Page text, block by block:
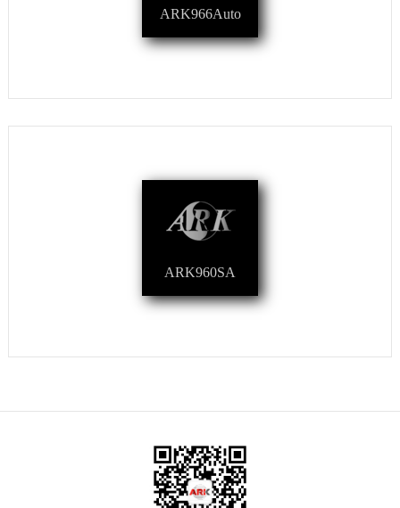
ARK966Auto
ARK960SA